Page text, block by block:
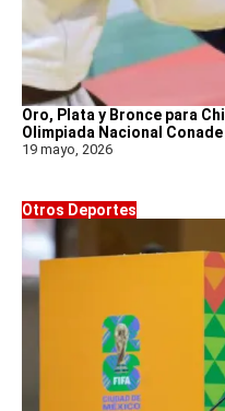
Oro, Plata y Bronce para
Olimpiada Nacional Conade
19 mayo, 2026
Otros Deportes